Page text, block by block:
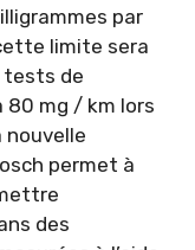
par
limite sera
tests de
mg / km lors
nouvelle
permet à
des